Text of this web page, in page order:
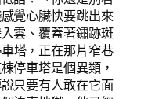
覺心臟快要跳出來
雲、覆蓋著鏽跡斑
塔，正在那片窄巷
停車塔是個異類，
只要有人敢在它面